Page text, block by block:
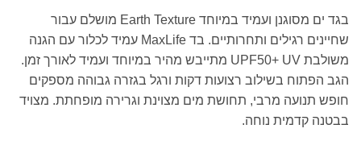
בגד ים מסוגנן ועמיד במיוחד Earth Texture מושלם עבור
שחיינים רגילים ותחרותיים. בד MaxLife עמיד לכלור עם הגנה
משולבת UPF50+ UV מתייבש מהיר במיוחד ועמיד לאורך זמן.
הגב הפתוח בשילוב רצועות דקות ורגל בגזרה גבוהה מספקים
חופש תנועה מרבי, תחושת מים מצוינת וגרירה מופחתת. מצויד
בבטנה קדמית נוחה.